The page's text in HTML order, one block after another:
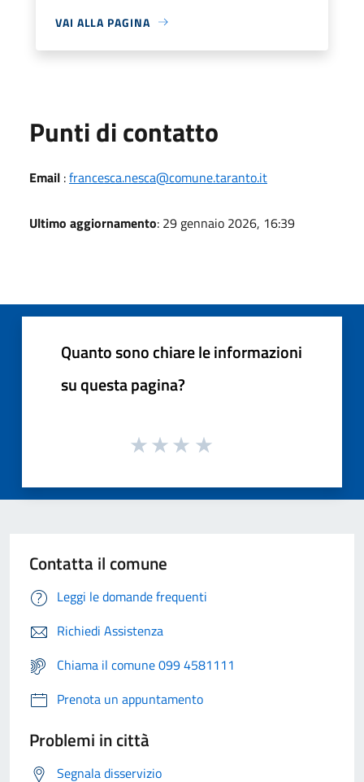
VAI ALLA PAGINA
Punti di contatto
Email :francesca.nesca@comune.taranto.it
Ultimo aggiornamento: 29 gennaio 2026, 16:39
Quanto sono chiare le informazioni
su questa pagina?
Contatta il comune
Leggi le domande frequenti
Richiedi Assistenza
Chiama il comune 099 4581111
Prenota un appuntamento
Problemi in città
Segnala disservizio